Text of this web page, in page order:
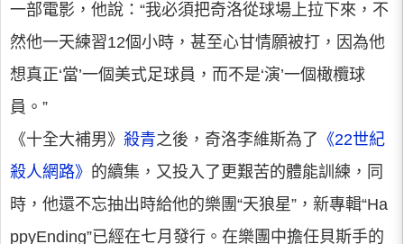
一部電影，他說：“我必須把奇洛從球場上拉下來，不
然他一天練習12個小時，甚至心甘情願被打，因為他
想真正‘當’一個美式足球員，而不是‘演’一個橄欖球
員。”
《十全大補男》 殺青之後，奇洛李維斯為了 《22世紀
殺人網路》 的續集，又投入了更艱苦的體能訓練，同
時，他還不忘抽出時給他的樂團“天狼星”，新專輯“Ha
ppyEnding”已經在七月發行。在樂團中擔任貝斯手的